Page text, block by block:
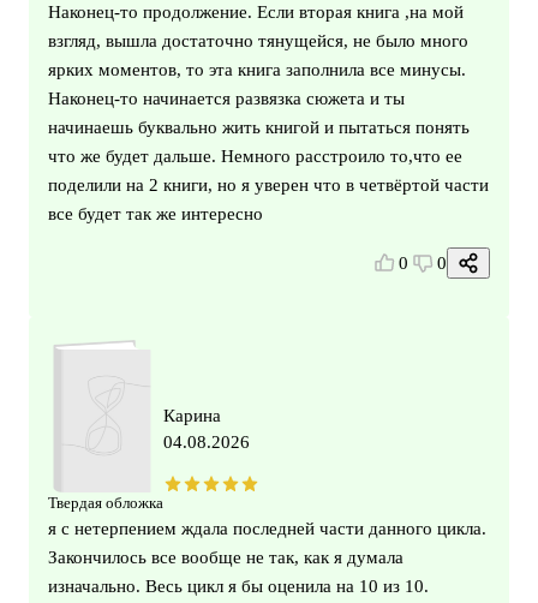
Наконец-то продолжение. Если вторая книга ,на мой
взгляд, вышла достаточно тянущейся, не было много
ярких моментов, то эта книга заполнила все минусы.
Наконец-то начинается развязка сюжета и ты
начинаешь буквально жить книгой и пытаться понять
что же будет дальше. Немного расстроило то,что ее
поделили на 2 книги, но я уверен что в четвёртой части
все будет так же интересно
0 0
Твердая обложка
Карина
04.08.2026
я с нетерпением ждала последней части данного цикла.
Закончилось все вообще не так, как я думала
изначально. Весь цикл я бы оценила на 10 из 10.